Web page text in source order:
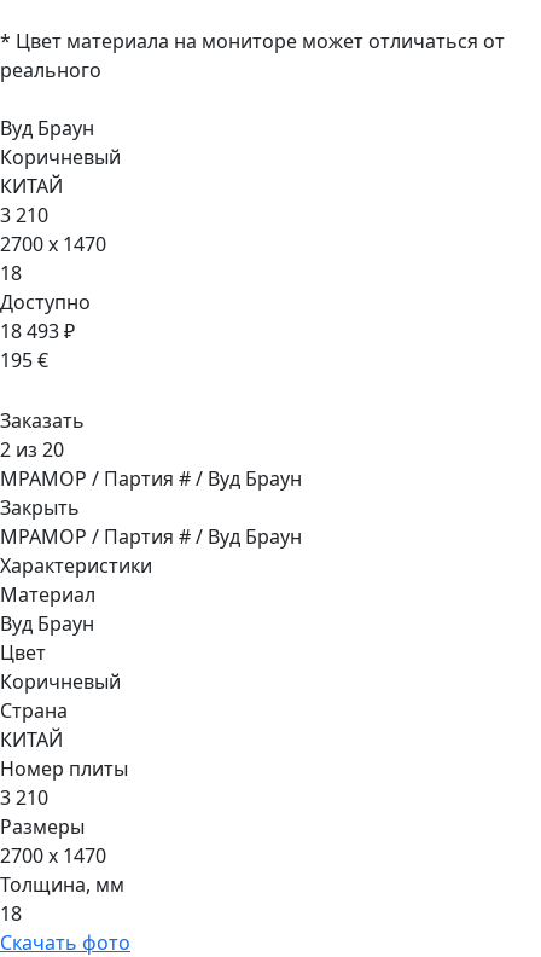
* Цвет материала на мониторе может отличаться от
реального
Вуд Браун
Коричневый
КИТАЙ
3 210
2700 x 1470
18
Доступно
18 493 ₽
195 €
Заказать
2 из 20
МРАМОР / Партия # / Вуд Браун
Закрыть
МРАМОР / Партия # / Вуд Браун
Характеристики
Материал
Вуд Браун
Цвет
Коричневый
Страна
КИТАЙ
Номер плиты
3 210
Размеры
2700 x 1470
Толщина, мм
18
Скачать фото